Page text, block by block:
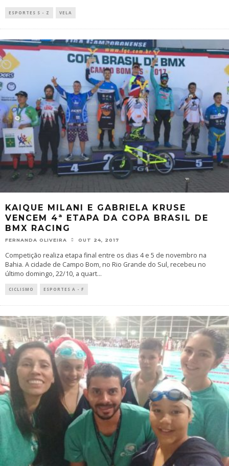
ESPORTES S - Z VELA
KAIQUE MILANI E GABRIELA KRUSE
VENCEM 4ª ETAPA DA COPA BRASIL DE
BMX RACING
FERNANDA OLIVEIRA OUT 24, 2017
Competição realiza etapa final entre os dias 4 e 5 de novembro na
Bahia. A cidade de Campo Bom, no Rio Grande do Sul, recebeu no
último domingo, 22/10, a quart...
CICLISMO ESPORTES A - F